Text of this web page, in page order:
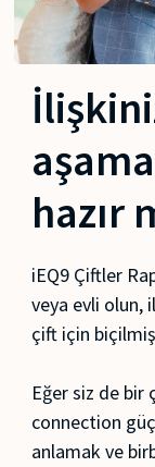
hazır
iEQ9 Çiftler
veya evli olun,
çift için
Eğer siz de bir
connection
anlamak ve